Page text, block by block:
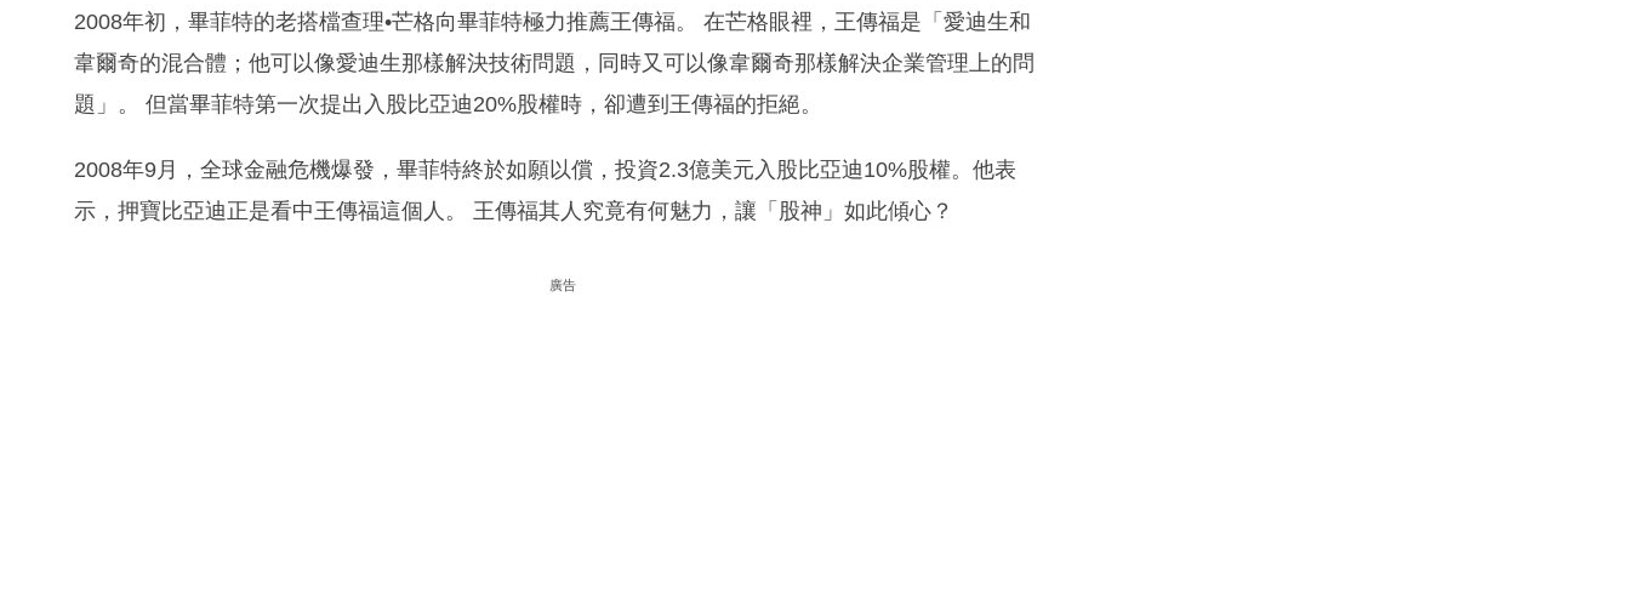
2008年初，畢菲特的老搭檔查理•芒格向畢菲特極力推薦王傳福。 在芒格眼裡，王傳福是「愛迪生和
韋爾奇的混合體；他可以像愛迪生那樣解決技術問題，同時又可以像韋爾奇那樣解決企業管理上的問
題」。 但當畢菲特第一次提出入股比亞迪20%股權時，卻遭到王傳福的拒絕。
2008年9月，全球金融危機爆發，畢菲特終於如願以償，投資2.3億美元入股比亞迪10%股權。他表
示，押寶比亞迪正是看中王傳福這個人。 王傳福其人究竟有何魅力，讓「股神」如此傾心？
廣告